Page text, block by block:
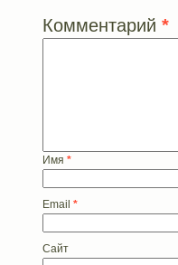
Комментарий *
Имя *
Email *
Сайт